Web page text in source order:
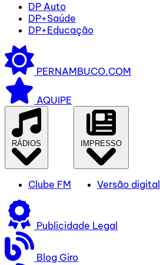
DP Auto
DP+Saúde
DP+Educação
PERNAMBUCO.COM
AQUIPE
RÁDIOS
Clube FM
IMPRESSO
Versão digital
Publicidade Legal
Blog Giro